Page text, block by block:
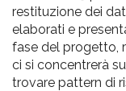
restituzione dei
elaborati e
fase del progetto,
ci si concentrerà
trovare pattern di